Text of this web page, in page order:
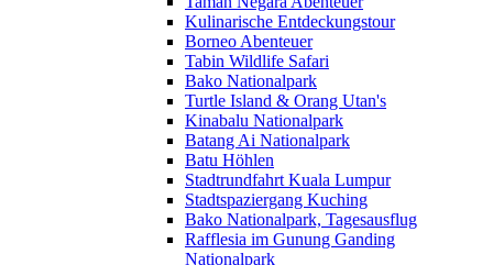
Kulinarische Entdeckungstour
Borneo Abenteuer
Tabin Wildlife Safari
Bako Nationalpark
Turtle Island & Orang Utan's
Kinabalu Nationalpark
Batang Ai Nationalpark
Batu Höhlen
Stadtrundfahrt Kuala Lumpur
Stadtspaziergang Kuching
Bako Nationalpark, Tagesausflug
Rafflesia im Gunung Ganding
Nationalpark